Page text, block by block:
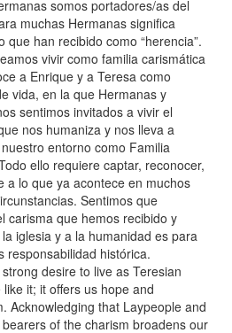
somos portadores/as del
muchas Hermanas significa
que han recibido como “herencia”.
vivir como familia carismática
a Enrique y a Teresa como
vida, en la que Hermanas y
sentimos invitados a vivir el
nos humaniza y nos lleva a
entorno como Familia
ello requiere captar, reconocer,
a lo que ya acontece en muchos
Sentimos que
carisma que hemos recibido y
iglesia y a la humanidad es para
responsabilidad histórica.
desire to live as Teresian
like it; it offers us hope and
Acknowledging that Laypeople and
of the charism broadens our